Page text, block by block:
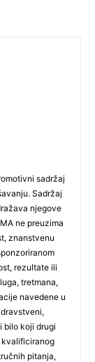
sadržaj
Sadržaj
njegove
ne preuzima
znanstvenu
rezultate ili
tretmana,
navedene u
bilo koji drugi
kvalificiranog
pitanja,